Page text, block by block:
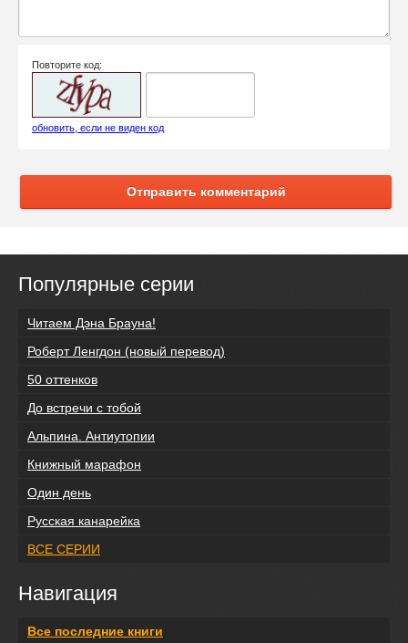
Повторите код:
обновить, если не виден код
Отправить комментарий
Популярные серии
Читаем Дэна Брауна!
Роберт Ленгдон (новый перевод)
50 оттенков
До встречи с тобой
Альпина. Антиутопии
Книжный марафон
Один день
Русская канарейка
ВСЕ СЕРИИ
Навигация
Все последние книги